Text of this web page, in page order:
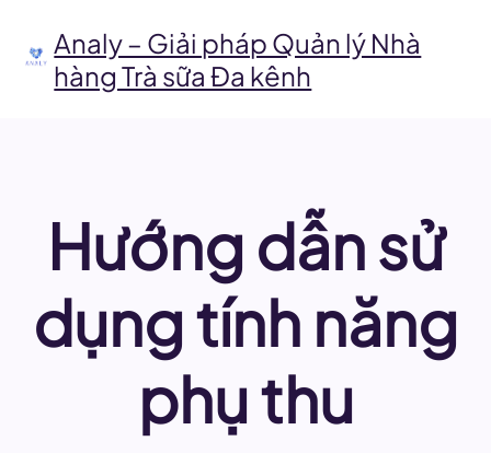
phần
Analy – Giải pháp Quản lý Nhà
hàng Trà sữa Đa kênh
Hướng dẫn sử
dụng tính năng
phụ thu